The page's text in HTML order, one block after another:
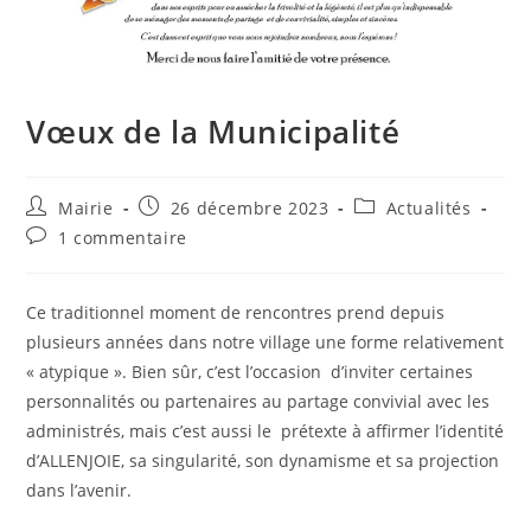
Vœux de la Municipalité
Auteur/autrice
de
la
Mairie
Publication
publiée :
26 décembre 2023
PostActualités
Commentaires
publication :
1 commentaire
Ce traditionnel moment de rencontres prend depuis
plusieurs années dans notre village une forme relativement
« atypique ». Bien sûr, c’est l’occasion d’inviter certaines
personnalités ou partenaires au partage convivial avec les
administrés, mais c’est aussi le prétexte à affirmer l’identité
d’ALLENJOIE, sa singularité, son dynamisme et sa projection
dans l’avenir.